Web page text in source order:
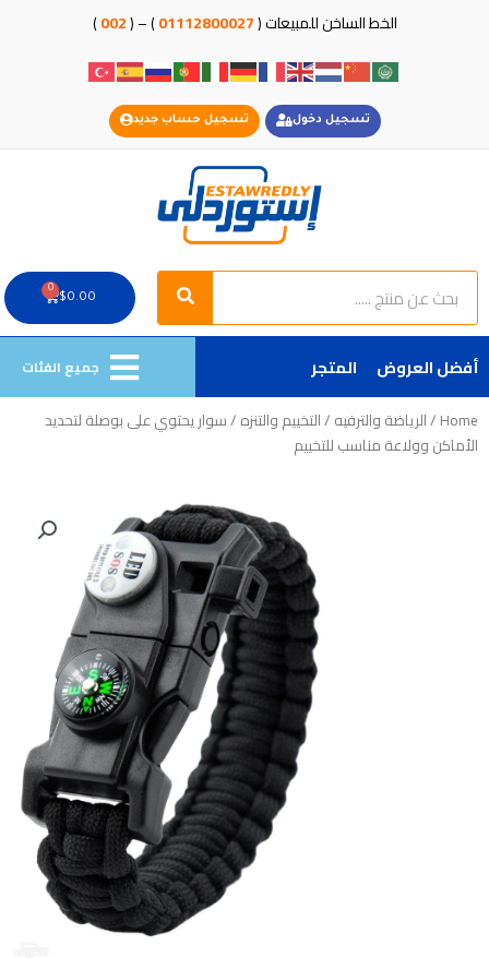
الخط الساخن للمبيعات (01112800027
) – (
002
)
تسجيل دخول تسجيل حساب جديد
Search
Search
$0.00
0
Cart
أفضل العروض المتجر جميع الفئات
Home
/الرياضة والترفيه /التخييم والتنزه / سوار يحتوي على بوصلة لتحديد
الأماكن وولاعة مناسب للتخييم